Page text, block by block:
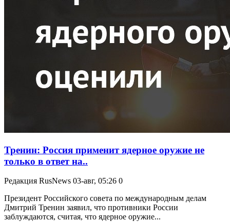
Тренин: Россия применит ядерное оружие не
только в ответ на..
Редакция RusNews 03-авг, 05:26 0
Президент Российского совета по международным делам
Дмитрий Тренин заявил, что противники России
заблуждаются, считая, что ядерное оружие...